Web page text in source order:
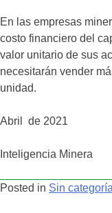
En las empresas
costo financiero del
valor unitario de sus
necesitarán vender
unidad.
Abril de 2021
Inteligencia Minera
Posted in Sin categoría